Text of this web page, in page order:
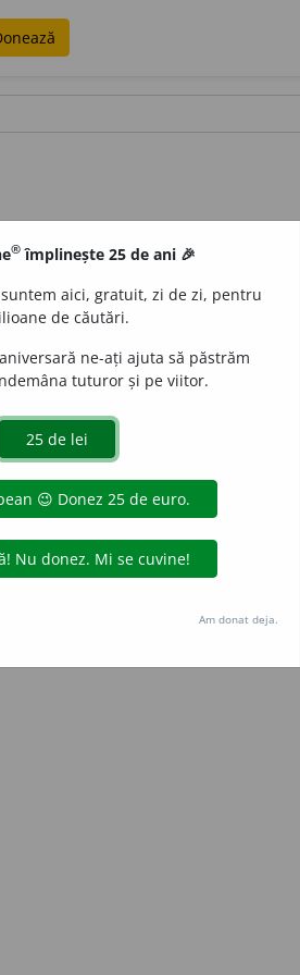
dexonline (https://dexonline.ro)
prin orice metode de extragere automată
seturilor de date oferite oficial spre utilizare
Hosterion
® împlinește 25 de ani 🎉
aici, gratuit, zi de zi, pentru
de căutări.
ne-ați ajuta să păstrăm
tuturor și pe viitor.
Am donat deja.